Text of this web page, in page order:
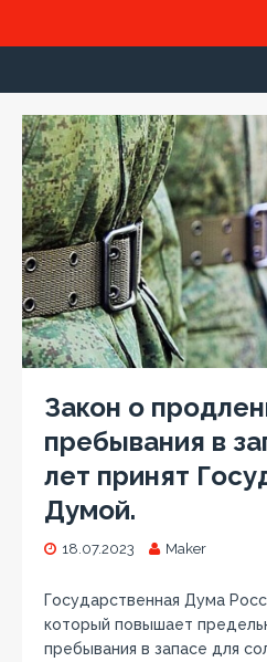
Закон о
пребывания в
лет принят
Думой.
18.07.2023 Maker
Государственная Дума
который повышает
пребывания в запасе для